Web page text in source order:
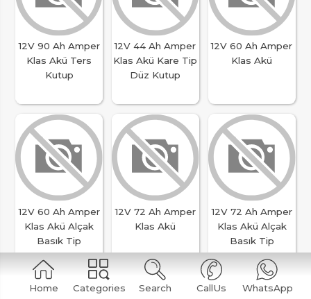
Home Categories Search CallUs WhatsApp
12V 90 Ah Amper
Klas Akü Ters
Kutup
12V 44 Ah Amper
Klas Akü Kare Tip
Düz Kutup
12V 60 Ah Amper
Klas Akü
12V 60 Ah Amper
Klas Akü Alçak
Basık Tip
12V 72 Ah Amper
Klas Akü
12V 72 Ah Amper
Klas Akü Alçak
Basık Tip